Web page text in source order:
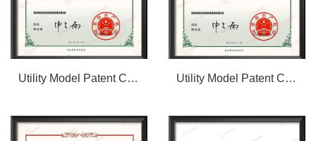
Utility Model Patent Certificate Utility Model Patent Certificate